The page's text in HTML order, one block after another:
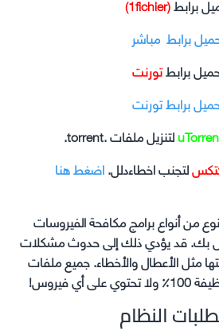
برابط(1fichier)
برابط مباشر
برابطتورنت
برابط تورنت
لتنزيل ملفات .torrent.
لتجنب اخطاءدلل.اضغط هنا
من أنواع برامج مكافحة الفيروسات
بك. قد يؤدي ذلك إلى حدوث مشكلات
مثل الأعطال والأخطاء. جميع ملفات
فيروس!
النظام